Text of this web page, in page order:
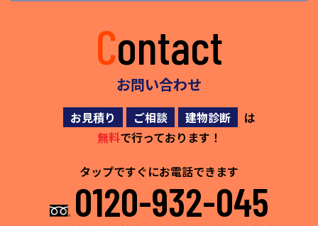
Contact
お問い合わせ
お見積り ご相談 建物診断
は
無料で行っております！
タップですぐにお電話できます
0120-932-045